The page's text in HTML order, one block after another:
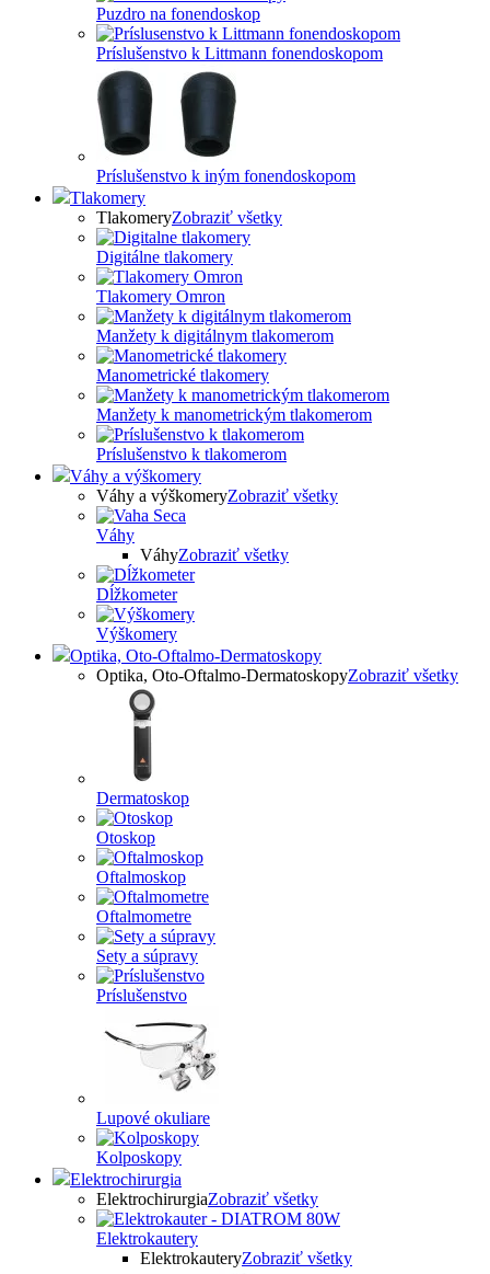
Puzdro na fonendoskop
Príslušenstvo k Littmann fonendoskopom
Príslušenstvo k iným fonendoskopom
Tlakomery
TlakomeryZobraziť všetky
Digitálne tlakomery
Tlakomery Omron
Manžety k digitálnym tlakomerom
Manometrické tlakomery
Manžety k manometrickým tlakomerom
Príslušenstvo k tlakomerom
Váhy a výškomery
Váhy a výškomeryZobraziť všetky
Váhy
VáhyZobraziť všetky
Dĺžkometer
Výškomery
Optika, Oto-Oftalmo-Dermatoskopy
Optika, Oto-Oftalmo-DermatoskopyZobraziť všetky
Dermatoskop
Otoskop
Oftalmoskop
Oftalmometre
Sety a súpravy
Príslušenstvo
Lupové okuliare
Kolposkopy
Elektrochirurgia
ElektrochirurgiaZobraziť všetky
Elektrokautery
ElektrokauteryZobraziť všetky